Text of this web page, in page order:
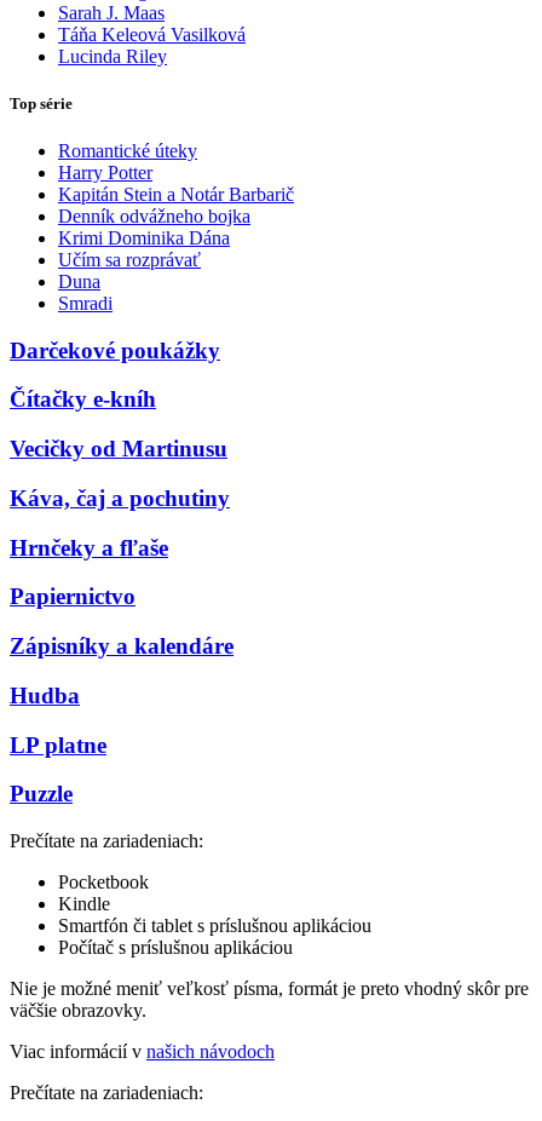
Sarah J. Maas
Táňa Keleová Vasilková
Lucinda Riley
Top série
Romantické úteky
Harry Potter
Kapitán Stein a Notár Barbarič
Denník odvážneho bojka
Krimi Dominika Dána
Učím sa rozprávať
Duna
Smradi
Darčekové poukážky
Čítačky e-kníh
Vecičky od Martinusu
Káva, čaj a pochutiny
Hrnčeky a fľaše
Papiernictvo
Zápisníky a kalendáre
Hudba
LP platne
Puzzle
Prečítate na zariadeniach:
Pocketbook
Kindle
Smartfón či tablet s príslušnou aplikáciou
Počítač s príslušnou aplikáciou
Nie je možné meniť veľkosť písma, formát je preto vhodný skôr pre
väčšie obrazovky.
Viac informácií v našich návodoch
Prečítate na zariadeniach: